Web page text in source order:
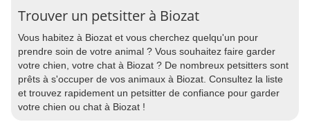
Trouver un petsitter à Biozat
Vous habitez à Biozat et vous cherchez quelqu'un pour
prendre soin de votre animal ? Vous souhaitez faire garder
votre chien, votre chat à Biozat ? De nombreux petsitters sont
prêts à s'occuper de vos animaux à Biozat. Consultez la liste
et trouvez rapidement un petsitter de confiance pour garder
votre chien ou chat à Biozat !